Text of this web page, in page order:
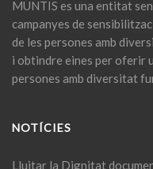
MUNTIS es una entitat
campanyes de
de les persones amb
i obtindre eines per oferir
persones amb diversitat
NOTÍCIES
Lluitar la Dignitat